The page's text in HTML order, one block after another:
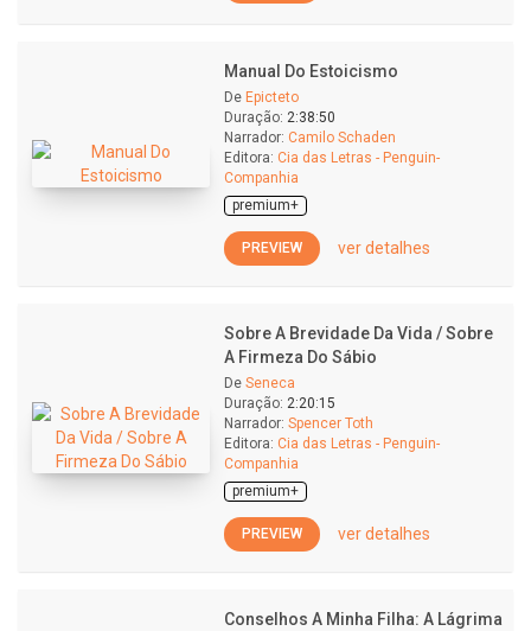
Manual Do Estoicismo
De Epicteto
Duração: 2:38:50
Narrador: Camilo Schaden
Editora: Cia das Letras - Penguin-
Companhia
premium+
PREVIEW ver detalhes
Sobre A Brevidade Da Vida / Sobre
A Firmeza Do Sábio
De Seneca
Duração: 2:20:15
Narrador: Spencer Toth
Editora: Cia das Letras - Penguin-
Companhia
premium+
PREVIEW ver detalhes
Conselhos A Minha Filha: A Lágrima